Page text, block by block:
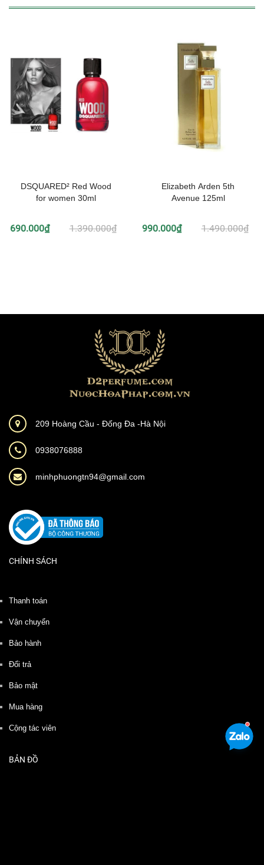
DSQUARED² Red Wood
for women 30ml
690.000₫ 1.390.000₫
Elizabeth Arden 5th
Avenue 125ml
990.000₫ 1.490.000₫
209 Hoàng Cầu - Đống Đa -Hà Nội
0938076888
minhphuongtn94@gmail.com
CHÍNH SÁCH
Thanh toán
Vận chuyển
Bảo hành
Đổi trả
Bảo mật
Mua hàng
Cộng tác viên
BẢN ĐỒ